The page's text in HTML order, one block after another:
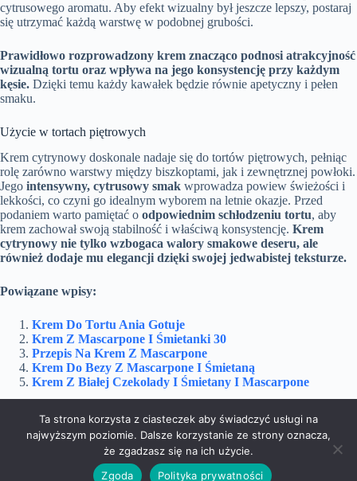
cytrusowego aromatu. Aby efekt wizualny był jeszcze lepszy, postaraj
się utrzymać każdą warstwę w podobnej grubości.
Prawidłowo rozprowadzony krem znacząco podnosi atrakcyjność
wizualną tortu oraz wpływa na jego konsystencję przy każdym
kęsie. Dzięki temu każdy kawałek będzie równie apetyczny i pełen
smaku.
Użycie w tortach piętrowych
Krem cytrynowy doskonale nadaje się do tortów piętrowych, pełniąc
rolę zarówno warstwy między biszkoptami, jak i zewnętrznej powłoki.
Jego intensywny, cytrusowy smak wprowadza powiew świeżości i
lekkości, co czyni go idealnym wyborem na letnie okazje. Przed
podaniem warto pamiętać o odpowiednim schłodzeniu tortu, aby
krem zachował swoją stabilność i właściwą konsystencję. Krem
cytrynowy nie tylko wzbogaca walory smakowe deseru, ale
również dodaje mu elegancji dzięki swojej jedwabistej teksturze.
Powiązane wpisy:
Krem Do Tortu Ania Gotuje
Krem Z Mascarpone I Śmietanki 30
Przepis Na Krem Z Mascarpone
Krem Do Bezy Z Mascarpone I Śmietaną
Krem Z Białej Czekolady I Śmietany I Mascarpone
Copyright © 2026 -Halat.pl
Sport
Zdrowie
Żywność
Pliki cookies
Ta strona korzysta z ciasteczek aby świadczyć usługi na
najwyższym poziomie. Dalsze korzystanie ze strony oznacza,
że zgadzasz się na ich użycie.
Zgoda
Polityka prywatności